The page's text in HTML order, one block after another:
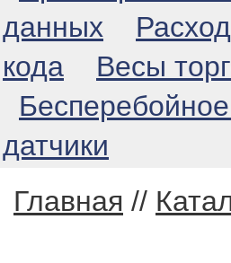
данных
кода
Весы
датчики
Главная //